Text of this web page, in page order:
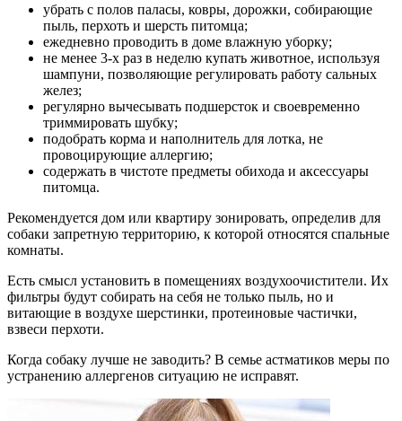
убрать с полов паласы, ковры, дорожки, собирающие
пыль, перхоть и шерсть питомца;
ежедневно проводить в доме влажную уборку;
не менее 3-х раз в неделю купать животное, используя
шампуни, позволяющие регулировать работу сальных
желез;
регулярно вычесывать подшерсток и своевременно
триммировать шубку;
подобрать корма и наполнитель для лотка, не
провоцирующие аллергию;
содержать в чистоте предметы обихода и аксессуары
питомца.
Рекомендуется дом или квартиру зонировать, определив для
собаки запретную территорию, к которой относятся спальные
комнаты.
Есть смысл установить в помещениях воздухоочистители. Их
фильтры будут собирать на себя не только пыль, но и
витающие в воздухе шерстинки, протеиновые частички,
взвеси перхоти.
Когда собаку лучше не заводить? В семье астматиков меры по
устранению аллергенов ситуацию не исправят.